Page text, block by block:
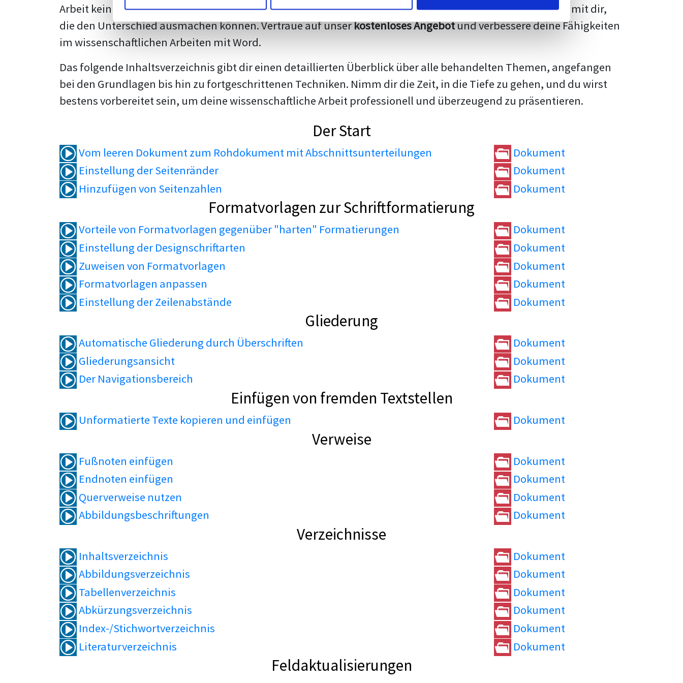
Arbeit kein Problem mehr für dich darstellen. Unsere erfahrenen Trainer teilen wertvolleTipps und Tricks
mit dir,
die den Unterschied ausmachen können. Vertraue auf unserkostenloses Angebotund verbessere deine Fähigkeiten
im wissenschaftlichen Arbeiten mit Word.
Das folgende Inhaltsverzeichnis gibt dir einen detaillierten Überblick über alle behandelten Themen, angefangen
bei den Grundlagen bis hin zu fortgeschrittenen Techniken. Nimm dir die Zeit, in die Tiefe zu gehen, und du wirst
bestens vorbereitet sein, um deine wissenschaftliche Arbeit professionell und überzeugend zu präsentieren.
Der Start
Vom leeren Dokument zum Rohdokument mit Abschnittsunterteilungen
Dokument
Einstellung der Seitenränder
Dokument
Hinzufügen von Seitenzahlen
Dokument
Formatvorlagen zur Schriftformatierung
Vorteile von Formatvorlagen gegenüber "harten" Formatierungen
Dokument
Einstellung der Designschriftarten
Dokument
Zuweisen von Formatvorlagen
Dokument
Formatvorlagen anpassen
Dokument
Einstellung der Zeilenabstände
Dokument
Gliederung
Automatische Gliederung durch Überschriften
Dokument
Gliederungsansicht
Dokument
Der Navigationsbereich
Dokument
Einfügen von fremden Textstellen
Unformatierte Texte kopieren und einfügen Dokument
Verweise
Fußnoten einfügen
Dokument
Endnoten einfügen
Dokument
Querverweise nutzen
Dokument
Abbildungsbeschriftungen
Dokument
Verzeichnisse
Inhaltsverzeichnis
Dokument
Abbildungsverzeichnis
Dokument
Tabellenverzeichnis
Dokument
Abkürzungsverzeichnis
Dokument
Index-/Stichwortverzeichnis
Dokument
Literaturverzeichnis
Dokument
Feldaktualisierungen